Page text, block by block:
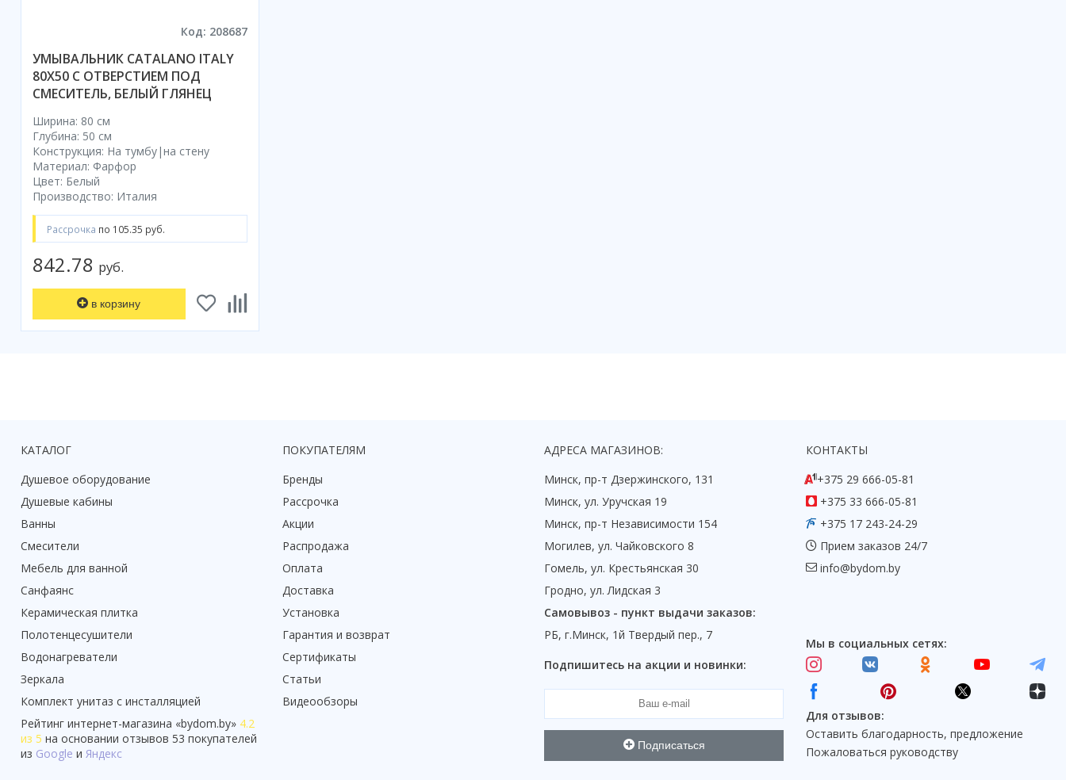
Код: 208687
УМЫВАЛЬНИК CATALANO ITALY
80X50 С ОТВЕРСТИЕМ ПОД
СМЕСИТЕЛЬ, БЕЛЫЙ ГЛЯНЕЦ
Ширина: 80 см
Глубина: 50 см
Конструкция: На тумбу|на стену
Материал: Фарфор
Цвет: Белый
Производство: Италия
Рассрочка по 105.35 руб.
842.78 руб.
в корзину
КАТАЛОГ
Душевое оборудование
Душевые кабины
Ванны
Смесители
Мебель для ванной
Санфаянс
Керамическая плитка
Полотенцесушители
Водонагреватели
Зеркала
Комплект унитаз с инсталляцией
Рейтинг интернет-магазина «bydom.by» 4.2
из 5 на основании отзывов 53 покупателей
из Google и Яндекс
ПОКУПАТЕЛЯМ
Бренды
Рассрочка
Акции
Распродажа
Оплата
Доставка
Установка
Гарантия и возврат
Сертификаты
Статьи
Видеообзоры
АДРЕСА МАГАЗИНОВ:
Минск, пр-т Дзержинского, 131
Минск, ул. Уручская 19
Минск, пр-т Независимости 154
Могилев, ул. Чайковского 8
Гомель, ул. Крестьянская 30
Гродно, ул. Лидская 3
Самовывоз - пункт выдачи заказов:
РБ, г.Минск, 1й Твердый пер., 7
Подпишитесь на акции и новинки:
Подписаться
КОНТАКТЫ
+375 29 666-05-81
+375 33 666-05-81
+375 17 243-24-29
Прием заказов 24/7
info@bydom.by
Мы в социальных сетях:
Для отзывов:
Оставить благодарность, предложение
Пожаловаться руководству